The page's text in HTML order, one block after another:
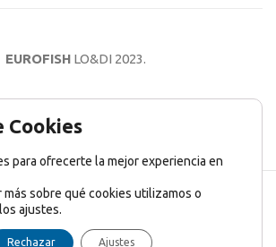
EUROFISHLO&DI 2023.
DE PRIVACIDAD
Cookies
para ofrecerte la mejor experiencia en
sobre qué cookies utilizamos o
ajustes.
Rechazar Ajustes
) Français(Francés